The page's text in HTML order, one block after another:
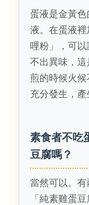
蛋液是金黃
液。在蛋液
哩粉」，可
不出異味，這
煎的時候火
充分發生，產
素食者不吃
豆腐嗎？
當然可以。
「純素雞蛋